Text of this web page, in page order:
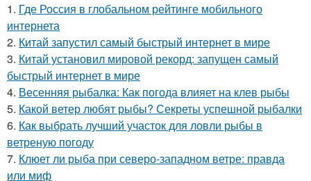
1. Где Россия в глобальном рейтинге мобильного
интернета
2. Китай запустил самый быстрый интернет в мире
3. Китай установил мировой рекорд: запущен самый
быстрый интернет в мире
4. Весенняя рыбалка: Как погода влияет на клев рыбы
5. Какой ветер любят рыбы? Секреты успешной рыбалки
6. Как выбрать лучший участок для ловли рыбы в
ветреную погоду
7. Клюет ли рыба при северо-западном ветре: правда
или миф